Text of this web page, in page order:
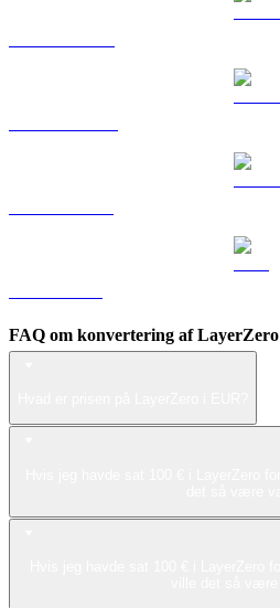
FAQ om konvertering af LayerZero